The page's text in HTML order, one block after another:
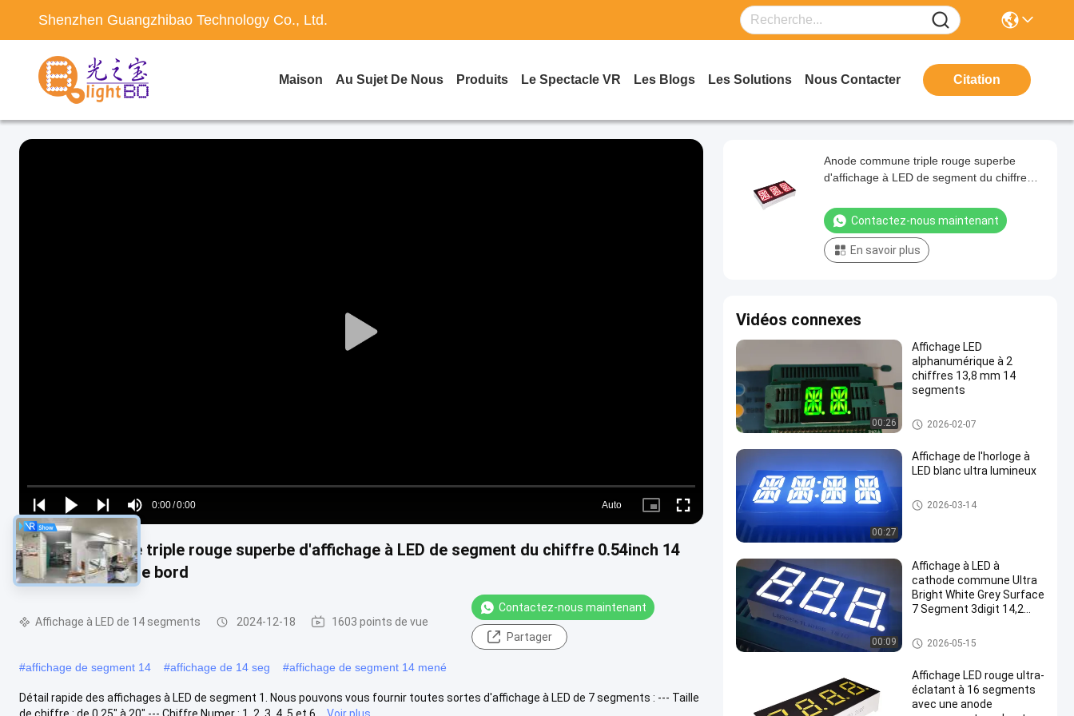
Shenzhen Guangzhibao Technology Co., Ltd.
Maison Au Sujet De Nous Produits Le Spectacle VR Les Blogs Les Solutions Nous Contacter Citation
Play
Play
next
Play
Play
next
Mute
Time
0:00/0:00
Loaded:
0%
Auto
Picture- Fullscreen
Anode commune triple rouge superbe d'affichage à LED de segment du chiffre 0.54inch 14
pour le tableau de bord
Affichage à LED de 14 segments 2024-12-18 1603 points de vue
Contactez-nous maintenant
Partager
#affichage de segment 14 #affichage de 14 seg #affichage de segment 14 mené
Détail rapide des affichages à LED de segment 1. Nous pouvons vous fournir toutes sortes d'affichage à LED de 7 segments : --- Taille
de chiffre : de 0,25" à 20" --- Chiffre Numer : 1, 2, 3, 4, 5 et 6...
Voir plus
Anode commune triple rouge superbe
d'affichage à LED de segment du chiffre
Contactez-nous maintenant
En savoir plus
Vidéos connexes
00:26
Affichage LED
alphanumérique à 2
chiffres 13,8 mm 14
segments
Affichage à LED de 14 segmen
ts
2026-02-07
00:27
Affichage de l'horloge à
LED blanc ultra lumineux
Affichage à LED de 7 segment
s
2026-03-14
00:09
Affichage à LED à
cathode commune Ultra
Bright White Grey Surface
7 Segment 3digit 14,2
température
Affichage à LED de 7 segment
s
2026-05-15
Affichage LED rouge ultra-
éclatant à 16 segments
avec une anode